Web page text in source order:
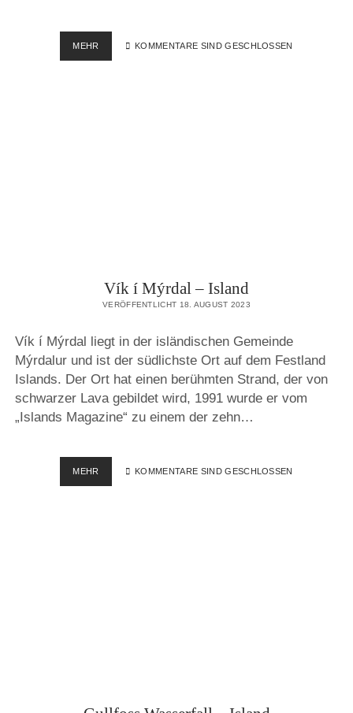
MEHR REYNISFJARA
&
KOMMENTARE SIND GESCHLOSSEN
Vík í Mýrdal – Island
VERÖFFENTLICHT 18. AUGUST 2023
Vík í Mýrdal liegt in der isländischen Gemeinde
Mýrdalur und ist der südlichste Ort auf dem Festland
Islands. Der Ort hat einen berühmten Strand, der von
schwarzer Lava gebildet wird, 1991 wurde er vom
„Islands Magazine“ zu einem der zehn…
MEHR
Í
KOMMENTARE SIND GESCHLOSSEN